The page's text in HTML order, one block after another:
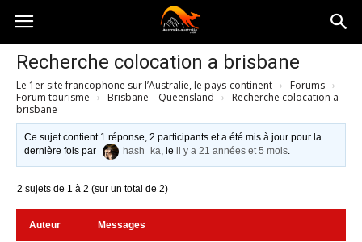
Australia-
australie.com
Recherche colocation a brisbane
Le 1er site francophone sur l’Australie, le pays-continent › Forums ›
Forum tourisme › Brisbane – Queensland ›
Recherche colocation a
brisbane
Ce sujet contient 1 réponse, 2 participants et a été mis à jour pour la
dernière fois par
hash_ka, leil y a 21 années et 5 mois.
2 sujets de 1 à 2 (sur un total de 2)
Auteur Messages